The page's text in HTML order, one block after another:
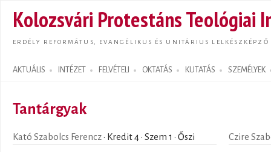
Kolozsvári Protestáns Teológiai
ERDÉLY REFORMÁTUS, EVANGÉLIKUS ÉS UNITÁRIUS LELKÉSZKÉPZŐ
AKTUÁLIS INTÉZET FELVÉTELI OKTATÁS KUTATÁS SZEMÉLYEK
Search form
Tantárgyak
Kató Szabolcs Ferencz· Kredit 4 · Szem 1 · Őszi Czire